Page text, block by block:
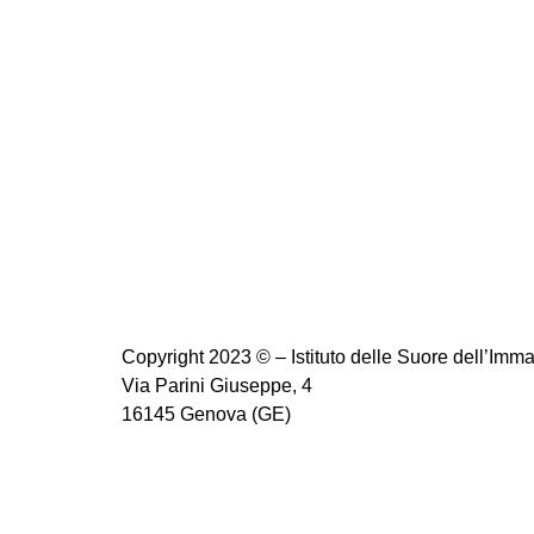
Copyright 2023 © – Istituto delle Suore
Via Parini Giuseppe, 4
16145 Genova (GE)